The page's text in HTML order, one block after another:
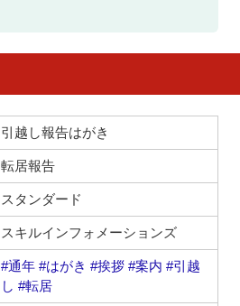
引越し報告はがき
転居報告
スタンダード
スキルインフォメーションズ
#通年 #はがき #挨拶 #案内 #引越
し #転居